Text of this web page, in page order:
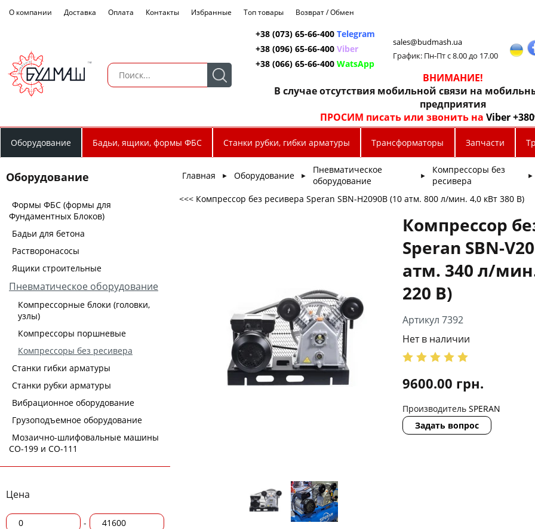
О компании Доставка Оплата Контакты Избранные Топ товары Возврат / Обмен
+38 (073) 65-66-400 Telegram
+38 (096) 65-66-400 Viber
+38 (066) 65-66-400 WatsApp
sales@budmash.ua
График: Пн-Пт с 8.00 до 17.00
ВНИМАНИЕ!
В случае отсутствия мобильной связи на
предприятия
ПРОСИМ писать или звонить наViber
Оборудование Бадьи, ящики, формы ФБС Станки рубки, гибки арматуры Трансформаторы Запчасти
Оборудование
Формы ФБС (формы для
Фундаментных Блоков)
Бадьи для бетона
Растворонасосы
Ящики строительные
Пневматическое оборудование
Компрессорные блоки (головки,
узлы)
Компрессоры поршневые
Компрессоры без ресивера
Станки гибки арматуры
Станки рубки арматуры
Вибрационное оборудование
Грузоподъемное оборудование
Мозаично-шлифовальные машины
СО-199 и СО-111
Цена
-
Главная ► Оборудование ►
Пневматическое
оборудование
►
Компрессоры без
ресивера
►
<<< Компрессор без ресивера Speran SBN-Н2090B (10 атм. 800 л/мин. 4,0 кВт 380 В)
Компрессор
Speran SBN-
атм. 340 л/
220 В)
Артикул 7392
Нет в наличии
9600.00 грн.
ПроизводительSPERAN
Задать вопрос